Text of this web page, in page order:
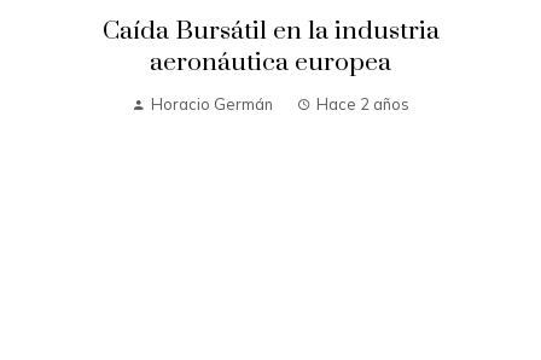
Caída Bursátil en la industria
aeronáutica europea
Horacio Germán Hace 2 años